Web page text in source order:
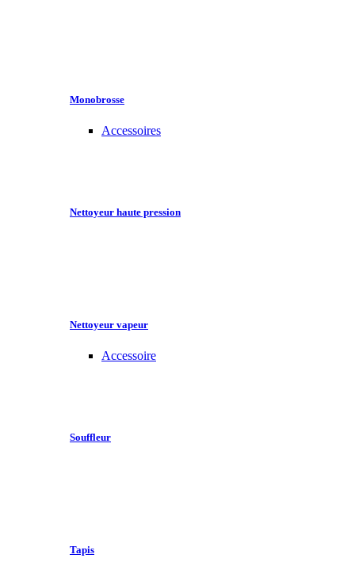
Monobrosse
Accessoires
Nettoyeur haute pression
Nettoyeur vapeur
Accessoire
Souffleur
Tapis